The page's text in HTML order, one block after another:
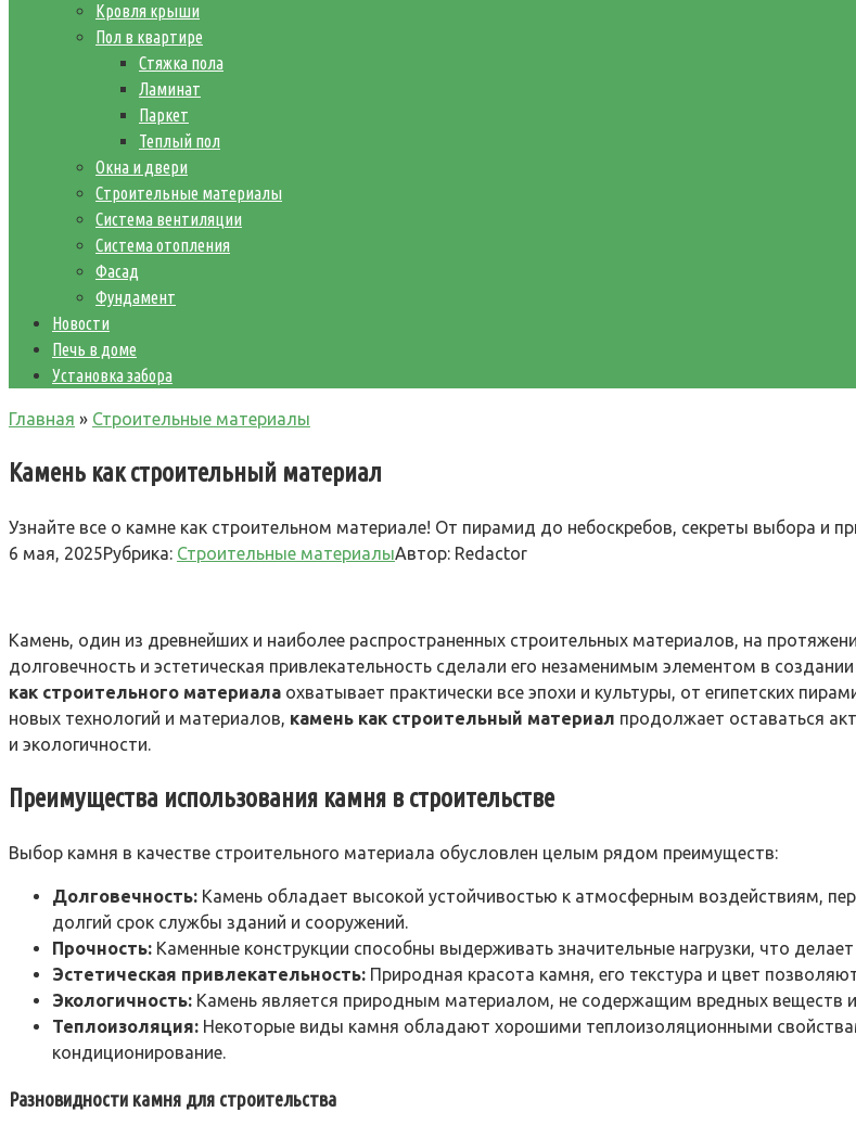
Кровля крыши
Пол в квартире
Стяжка пола
Ламинат
Паркет
Теплый пол
Окна и двери
Строительные материалы
Система вентиляции
Система отопления
Фасад
Фундамент
Новости
Печь в доме
Установка забора
Главная » Строительные материалы
Камень как строительный материал
Узнайте все о камне как строительном материале! От пирамид до небоскребов, секреты выбора и
6 мая, 2025Рубрика: Строительные материалыАвтор: Redactor
Камень, один из древнейших и наиболее распространенных строительных материалов, на
долговечность и эстетическая привлекательность сделали его незаменимым элементом в
как строительного материала охватывает практически все эпохи и культуры, от египетских
новых технологий и материалов, камень как строительный материал продолжает оставаться
и экологичности.
Преимущества использования камня в строительстве
Выбор камня в качестве строительного материала обусловлен целым рядом преимуществ:
Долговечность: Камень обладает высокой устойчивостью к атмосферным воздействиям,
долгий срок службы зданий и сооружений.
Прочность: Каменные конструкции способны выдерживать значительные нагрузки, что
Эстетическая привлекательность: Природная красота камня, его текстура и цвет
Экологичность: Камень является природным материалом, не содержащим вредных веществ
Теплоизоляция: Некоторые виды камня обладают хорошими теплоизоляционными
кондиционирование.
Разновидности камня для строительства